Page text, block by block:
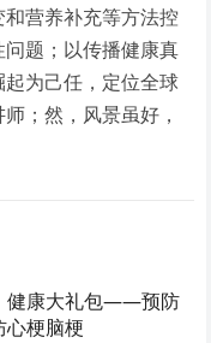
营养补充等方法控
题；以传播健康真
为己任，定位全球
；然，风景虽好，
健康大礼包——预防
心梗脑梗